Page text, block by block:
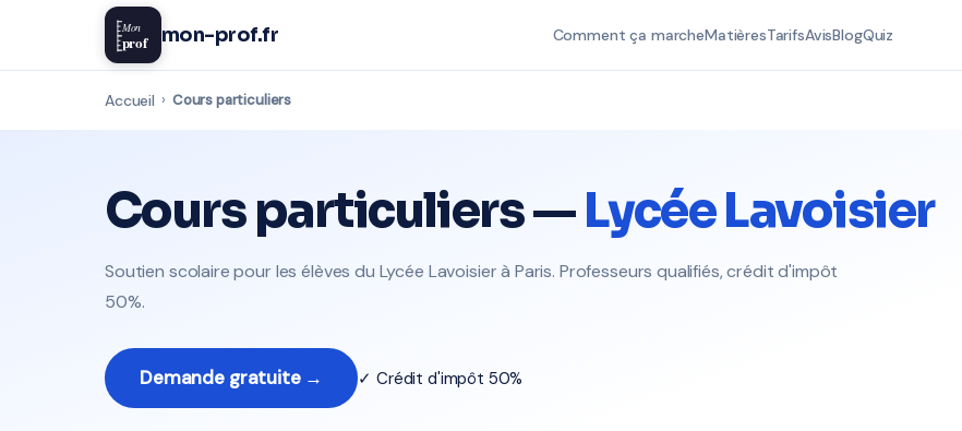
Mon
prof mon-prof.fr Comment ça marcheMatièresTarifsAvisBlogQuiz
Accueil › Cours particuliers
Cours particuliers —Lycée Lavoisier
Soutien scolaire pour les élèves du Lycée Lavoisier à Paris. Professeurs qualifiés, crédit d'impôt
50%.
Demande gratuite → ✓ Crédit d'impôt 50%